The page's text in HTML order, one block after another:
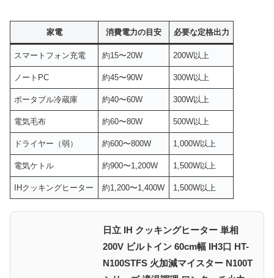
家電 消費電力の目安 必要な定格出力
スマートフォン充電 約15〜20W 200W以上
ノートPC 約45〜90W 300W以上
ポータブル冷蔵庫 約40〜60W 300W以上
電気毛布 約60〜80W 500W以上
ドライヤー（弱） 約600〜800W 1,000W以上
電気ケトル 約900〜1,200W 1,500W以上
IHクッキングヒーター 約1,200〜1,400W 1,500W以上
日立 IH クッキングヒーター 単相
200V ビルトイン 60cm幅 IH3口 HT-
N100STFS 火加減マイスター N100T